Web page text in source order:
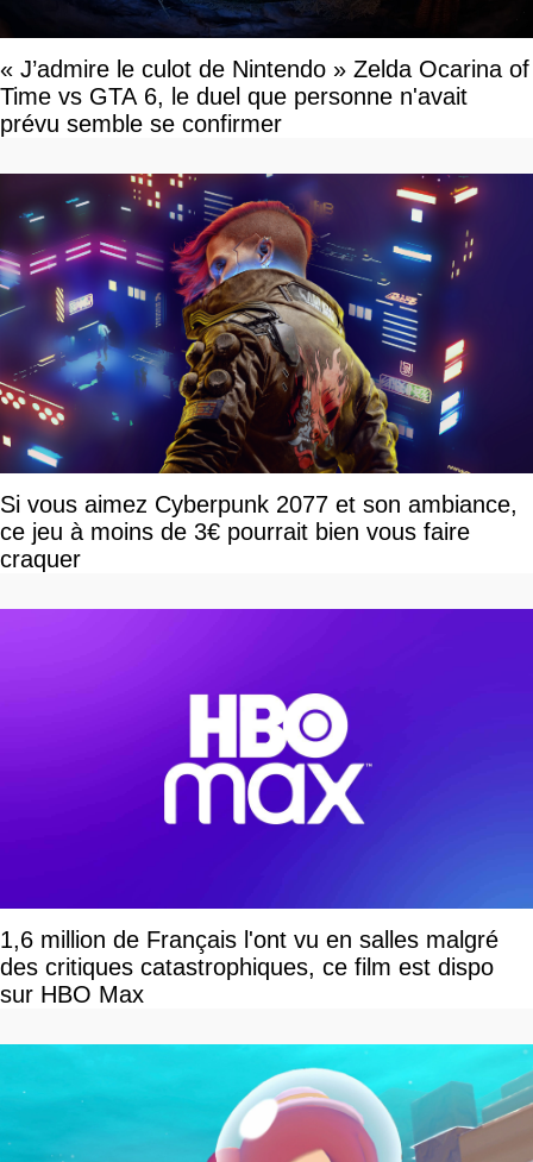
« J’admire le culot de Nintendo » Zelda Ocarina of
Time vs GTA 6, le duel que personne n'avait
prévu semble se confirmer
Si vous aimez Cyberpunk 2077 et son ambiance,
ce jeu à moins de 3€ pourrait bien vous faire
craquer
1,6 million de Français l'ont vu en salles malgré
des critiques catastrophiques, ce film est dispo
sur HBO Max